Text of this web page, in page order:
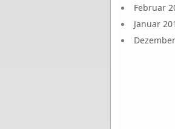
Februar
Januar